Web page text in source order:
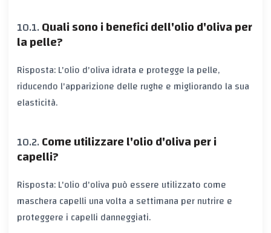
Quali sono i benefici dell'olio d'oliva per
la pelle?
Risposta: L'olio d'oliva idrata e protegge la pelle,
riducendo l'apparizione delle rughe e migliorando la sua
elasticità.
Come utilizzare l'olio d'oliva per i
capelli?
Risposta: L'olio d'oliva può essere utilizzato come
maschera capelli una volta a settimana per nutrire e
proteggere i capelli danneggiati.